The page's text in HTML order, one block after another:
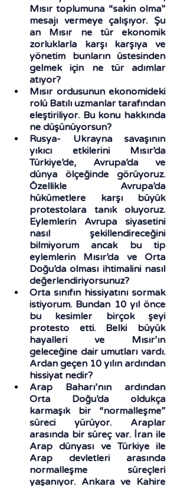
Mısır toplumuna “sakin olma”
mesajı vermeye çalışıyor. Şu
an Mısır ne tür ekonomik
zorluklarla karşı karşıya ve
yönetim bunların üstesinden
gelmek için ne tür adımlar
atıyor?
Mısır ordusunun ekonomideki
rolü Batılı uzmanlar tarafından
eleştiriliyor. Bu konu hakkında
ne düşünüyorsun?
Rusya- Ukrayna savaşının
yıkıcı etkilerini Mısır’da
Türkiye’de, Avrupa’da ve
dünya ölçeğinde görüyoruz.
Özellikle Avrupa’da
hükümetlere karşı büyük
protestolara tanık oluyoruz.
Eylemlerin Avrupa siyasetini
nasıl şekillendireceğini
bilmiyorum ancak bu tip
eylemlerin Mısır’da ve Orta
Doğu’da olması ihtimalini nasıl
değerlendiriyorsunuz?
Orta sınıfın hissiyatını sormak
istiyorum. Bundan 10 yıl önce
bu kesimler birçok şeyi
protesto etti. Belki büyük
hayalleri ve Mısır’ın
geleceğine dair umutları vardı.
Ardan geçen 10 yılın ardından
hissiyat nedir?
Arap Baharı’nın ardından
Orta Doğu’da oldukça
karmaşık bir “normalleşme”
süreci yürüyor. Araplar
arasında bir süreç var. İran ile
Arap dünyası ve Türkiye ile
Arap devletleri arasında
normalleşme süreçleri
yaşanıyor. Ankara ve Kahire